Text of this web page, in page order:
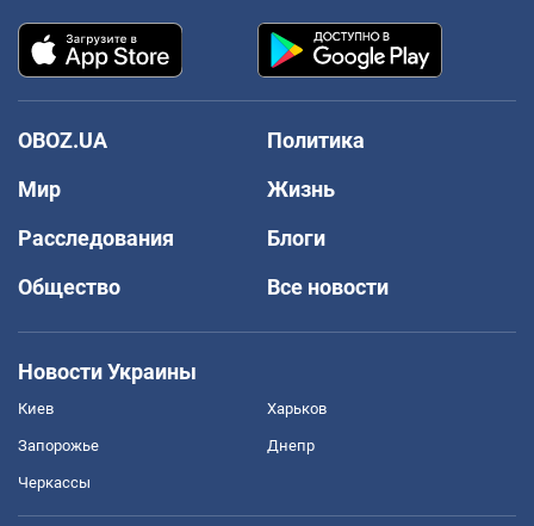
OBOZ.UA
Политика
Мир
Жизнь
Расследования
Блоги
Общество
Все новости
Новости Украины
Киев Харьков
Запорожье Днепр
Черкассы